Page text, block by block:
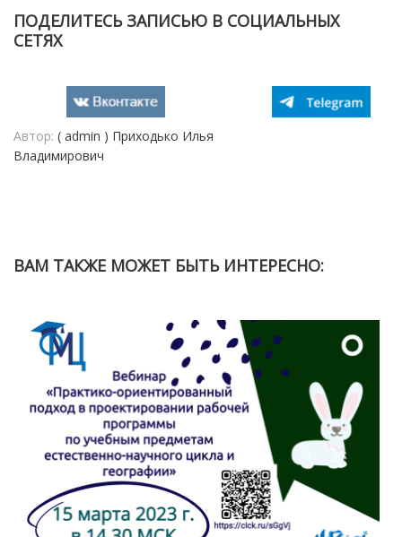
ПОДЕЛИТЕСЬ ЗАПИСЬЮ В СОЦИАЛЬНЫХ
СЕТЯХ
Автор: ( admin ) Приходько Илья
Владимирович
ВАМ ТАКЖЕ МОЖЕТ БЫТЬ ИНТЕРЕСНО: